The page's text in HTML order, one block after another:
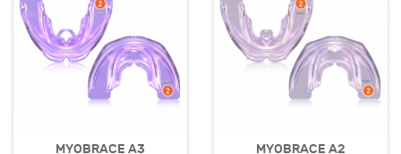
MYOBRACE A3 MYOBRACE A2